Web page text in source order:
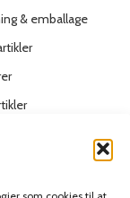
& emballage